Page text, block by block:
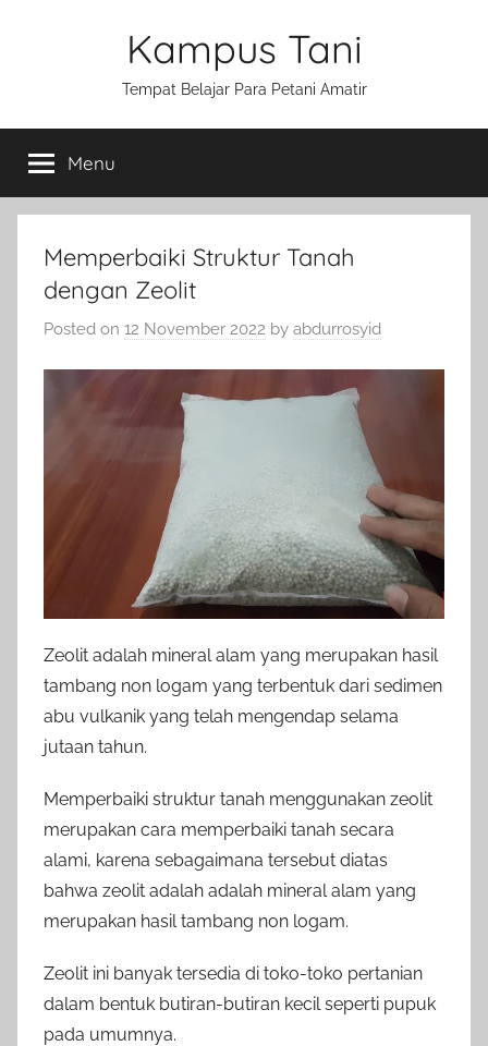
Kampus Tani
Tempat Belajar Para Petani Amatir
Menu
Memperbaiki Struktur Tanah
dengan Zeolit
Posted on 12 November 2022 by abdurrosyid
Zeolit adalah mineral alam yang merupakan hasil
tambang non logam yang terbentuk dari sedimen
abu vulkanik yang telah mengendap selama
jutaan tahun.
Memperbaiki struktur tanah menggunakan zeolit
merupakan cara memperbaiki tanah secara
alami, karena sebagaimana tersebut diatas
bahwa zeolit adalah adalah mineral alam yang
merupakan hasil tambang non logam.
Zeolit ini banyak tersedia di toko-toko pertanian
dalam bentuk butiran-butiran kecil seperti pupuk
pada umumnya.